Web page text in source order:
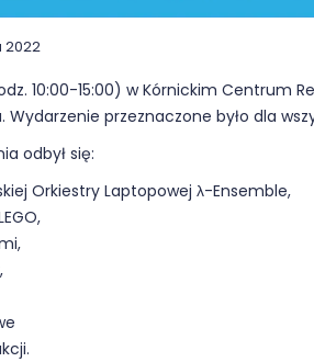
2022
10:00-15:00) w Kórnickim Centrum
Wydarzenie przeznaczone było dla
odbył się:
Orkiestry Laptopowej λ-Ensemble,